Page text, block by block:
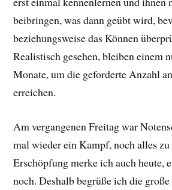
beibringen, was dann geübt wird,
beziehungsweise das Können
Realistisch gesehen, bleiben einem
Monate, um die geforderte Anzahl
erreichen.
Am vergangenen Freitag war
mal wieder ein Kampf, noch alles
Erschöpfung merke ich auch heute,
noch. Deshalb begrüße ich die